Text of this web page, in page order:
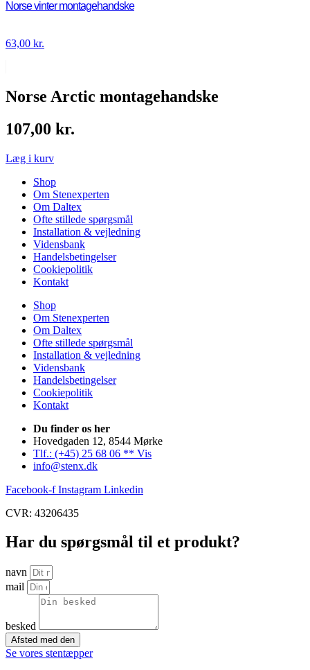
Norse vinter montagehandske
63,00 kr.
Norse Arctic montagehandske
107,00 kr.
Læg i kurv
Shop
Om Stenexperten
Om Daltex
Ofte stillede spørgsmål
Installation & vejledning
Vidensbank
Handelsbetingelser
Cookiepolitik
Kontakt
Shop
Om Stenexperten
Om Daltex
Ofte stillede spørgsmål
Installation & vejledning
Vidensbank
Handelsbetingelser
Cookiepolitik
Kontakt
Du finder os her
Hovedgaden 12, 8544 Mørke
Tlf.: (+45) 25 68 06 ** Vis
info@stenx.dk
Facebook-f Instagram Linkedin
CVR: 43206435
Har du spørgsmål til et produkt?
navn
mail
besked
Afsted med den
Se vores stentæpper